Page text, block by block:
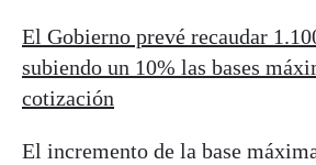
El Gobierno prevé recaudar
subiendo un 10% las bases
cotización
El incremento de la base